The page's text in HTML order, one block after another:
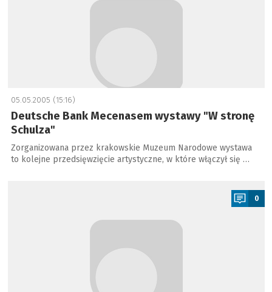
05.05.2005 (15:16)
Deutsche Bank Mecenasem wystawy "W stronę
Schulza"
Zorganizowana przez krakowskie Muzeum Narodowe wystawa
to kolejne przedsięwzięcie artystyczne, w które włączył się …
0